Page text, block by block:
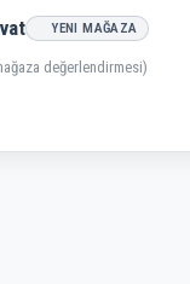
YENI MAĞAZA
değerlendirmesi)